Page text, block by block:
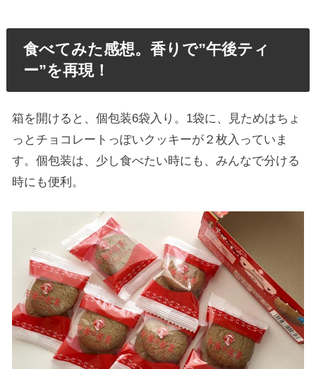
食べてみた感想。香りで”午後ティ
ー”を再現！
箱を開けると、個包装6袋入り。1袋に、見ためはちょ
っとチョコレートっぽいクッキーが２枚入っていま
す。個包装は、少し食べたい時にも、みんなで分ける
時にも便利。